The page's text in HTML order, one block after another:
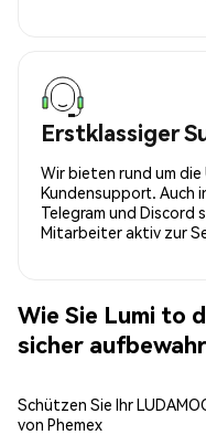
Erstklassiger
Wir bieten rund um die
Kundensupport. Auch
Telegram und Discord
Mitarbeiter aktiv zur
Wie Sie Lumi to
sicher
Schützen Sie Ihr
von Phemex